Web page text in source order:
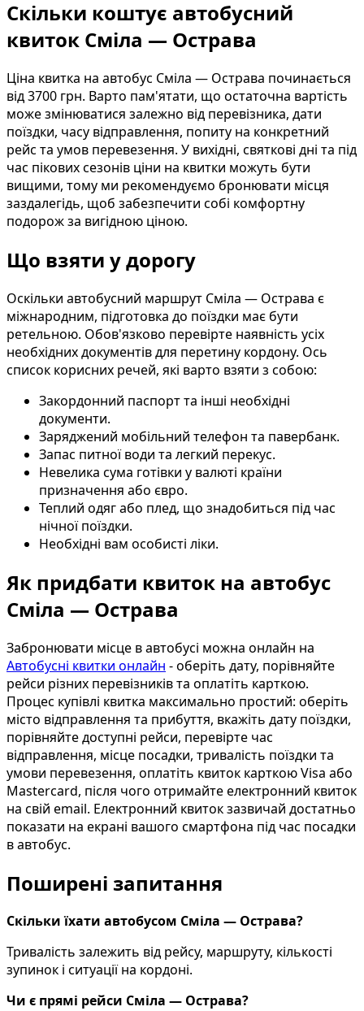
Скільки коштує автобусний
квиток Сміла — Острава
Ціна квитка на автобус Сміла — Острава починається
від 3700 грн. Варто пам'ятати, що остаточна вартість
може змінюватися залежно від перевізника, дати
поїздки, часу відправлення, попиту на конкретний
рейс та умов перевезення. У вихідні, святкові дні та під
час пікових сезонів ціни на квитки можуть бути
вищими, тому ми рекомендуємо бронювати місця
заздалегідь, щоб забезпечити собі комфортну
подорож за вигідною ціною.
Що взяти у дорогу
Оскільки автобусний маршрут Сміла — Острава є
міжнародним, підготовка до поїздки має бути
ретельною. Обов'язково перевірте наявність усіх
необхідних документів для перетину кордону. Ось
список корисних речей, які варто взяти з собою:
Закордонний паспорт та інші необхідні
документи.
Заряджений мобільний телефон та павербанк.
Запас питної води та легкий перекус.
Невелика сума готівки у валюті країни
призначення або євро.
Теплий одяг або плед, що знадобиться під час
нічної поїздки.
Необхідні вам особисті ліки.
Як придбати квиток на автобус
Сміла — Острава
Забронювати місце в автобусі можна онлайн на
Автобусні квитки онлайн - оберіть дату, порівняйте
рейси різних перевізників та оплатіть карткою.
Процес купівлі квитка максимально простий: оберіть
місто відправлення та прибуття, вкажіть дату поїздки,
порівняйте доступні рейси, перевірте час
відправлення, місце посадки, тривалість поїздки та
умови перевезення, оплатіть квиток карткою Visa або
Mastercard, після чого отримайте електронний квиток
на свій email. Електронний квиток зазвичай достатньо
показати на екрані вашого смартфона під час посадки
в автобус.
Поширені запитання
Скільки їхати автобусом Сміла — Острава?
Тривалість залежить від рейсу, маршруту, кількості
зупинок і ситуації на кордоні.
Чи є прямі рейси Сміла — Острава?